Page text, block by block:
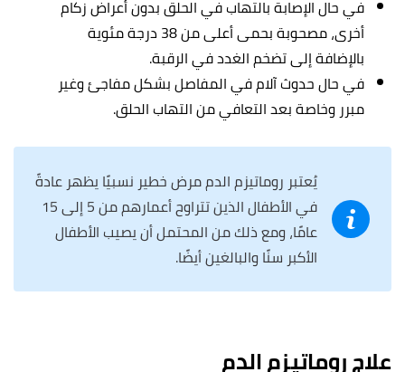
في حال الإصابة بالتهاب في الحلق بدون أعراض زكام
أخرى، مصحوبة بحمى أعلى من 38 درجة مئوية
بالإضافة إلى تضخم الغدد في الرقبة.
في حال حدوث آلام في المفاصل بشكل مفاجئ وغير
مبرر وخاصة بعد التعافي من التهاب الحلق.
يُعتبر روماتيزم الدم مرض خطير نسبيًا يظهر عادةً
في الأطفال الذين تتراوح أعمارهم من 5 إلى 15
عامًا، ومع ذلك من المحتمل أن يصيب الأطفال
الأكبر سنًا والبالغين أيضًا.
علاج روماتيزم الدم